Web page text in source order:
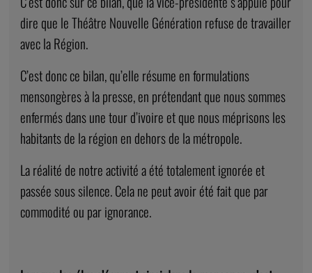
dire que le Théâtre Nouvelle Génération refuse de travailler
avec la Région.
C’est donc ce bilan, qu’elle résume en formulations
mensongères à la presse, en prétendant que nous sommes
enfermés dans une tour d’ivoire et que nous méprisons les
habitants de la région en dehors de la métropole.
La réalité de notre activité a été totalement ignorée et
passée sous silence. Cela ne peut avoir été fait que par
commodité ou par ignorance.